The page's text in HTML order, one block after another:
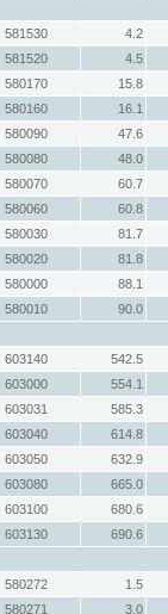
581530
4.2
581520
4.5
580170
15.8
580160
16.1
580090
47.6
580080
48.0
580070
60.7
580060
60.8
580030
81.7
580020
81.8
580000
88.1
580010
90.0
603140
542.5
603000
554.1
603031
585.3
603040
614.8
603050
632.9
603080
665.0
603100
680.6
603130
690.6
580272
1.5
580271
3.0